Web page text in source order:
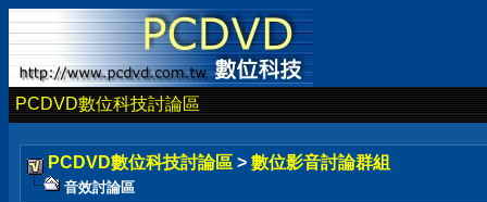
PCDVD數位科技討論區
PCDVD數位科技討論區 > 數位影音討論群組
音效討論區